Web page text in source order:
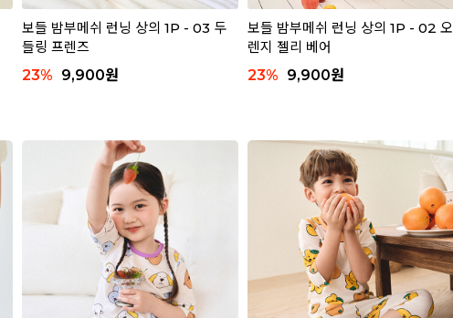
보들 밤부메쉬 런닝 상의 1P - 03 두
들링 프렌즈
23% 9,900원
보들 밤부메쉬 런닝 상의 1P - 02 오
렌지 젤리 베어
23% 9,900원